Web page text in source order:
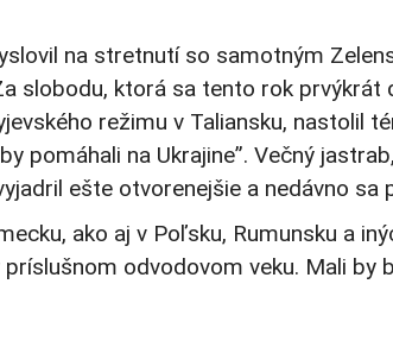
na stretnutí so samotným
slobodu, ktorá sa tento rok prvýkrát
režimu v Taliansku, nastolil
pomáhali na Ukrajine”. Večný
ešte otvorenejšie a nedávno sa
ako aj v Poľsku, Rumunsku a
príslušnom odvodovom veku. Mali